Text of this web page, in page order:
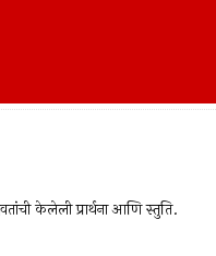
केलेली प्रार्थना आणि स्तुति.